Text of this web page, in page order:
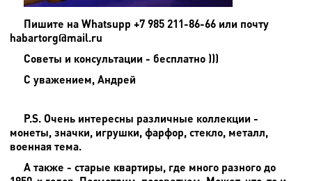
Пишите на Whatsupp +7 985 211-86-66 или почту
habartorg@mail.ru
Советы и консультации - бесплатно )))
С уважением, Андрей
P.S. Очень интересны различные коллекции -
монеты, значки, игрушки, фарфор, стекло, металл,
военная тема.
А также - старые квартиры, где много разного до